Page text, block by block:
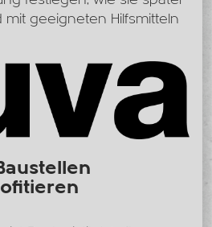
mit geeigneten Hilfsmitteln